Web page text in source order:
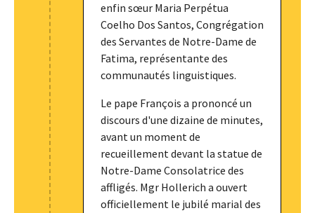
enfin sœur Maria Perpétua
Coelho Dos Santos, Congrégation
des Servantes de Notre-Dame de
Fatima, représentante des
communautés linguistiques.
Le pape François a prononcé un
discours d'une dizaine de minutes,
avant un moment de
recueillement devant la statue de
Notre-Dame Consolatrice des
affligés. Mgr Hollerich a ouvert
officiellement le jubilé marial des